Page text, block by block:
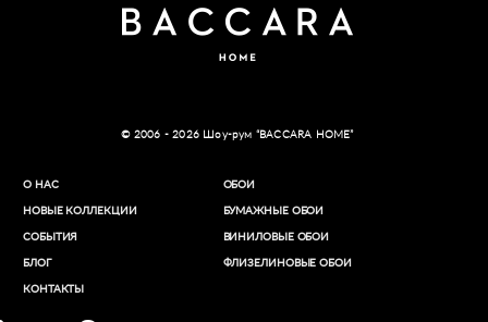
© 2006 - 2026 Шоу-рум “BACCARA HOME”
О НАС
НОВЫЕ КОЛЛЕКЦИИ
СОБЫТИЯ
БЛОГ
КОНТАКТЫ
ОБОИ
БУМАЖНЫЕ ОБОИ
ВИНИЛОВЫЕ ОБОИ​
ФЛИЗЕЛИНОВЫЕ ОБОИ